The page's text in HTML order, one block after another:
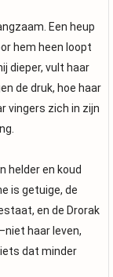
Een heup
hem heen loopt
dieper, vult haar
de druk, hoe haar
vingers zich in zijn
helder en koud
is getuige, de
en de Drorak
haar leven,
dat minder